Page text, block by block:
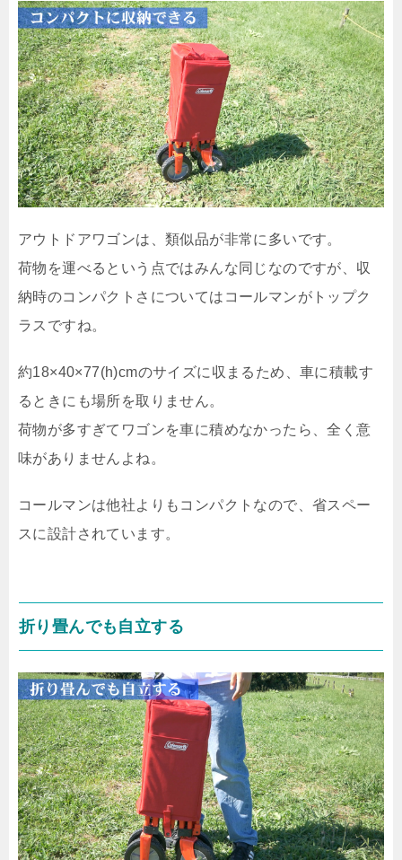
アウトドアワゴンは、類似品が非常に多いです。
荷物を運べるという点ではみんな同じなのですが、収
納時のコンパクトさについてはコールマンがトップク
ラスですね。
約18×40×77(h)cmのサイズに収まるため、車に積載す
るときにも場所を取りません。
荷物が多すぎてワゴンを車に積めなかったら、全く意
味がありませんよね。
コールマンは他社よりもコンパクトなので、省スペー
スに設計されています。
折り畳んでも自立する